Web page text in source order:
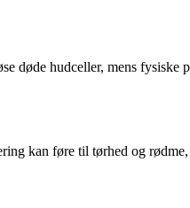
hudceller, mens fysiske
kan føre til tørhed og